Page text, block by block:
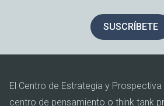
SUSCRÍBETE
El Centro de Estrategia y Prospectiva
centro de pensamiento o think tank